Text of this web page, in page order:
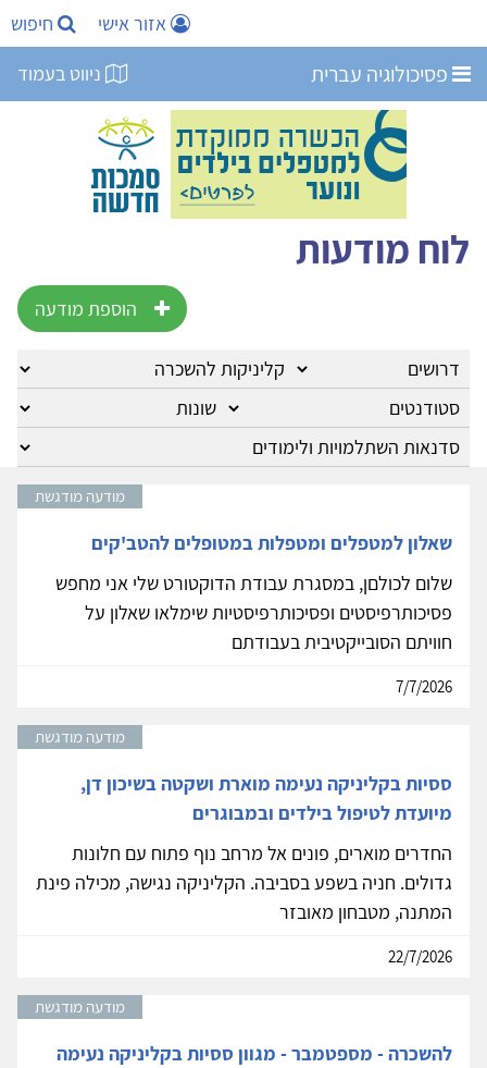
אזור אישי חיפוש
פסיכולוגיה עברית ניווט בעמוד
לוח מודעות
הוספת מודעה
מודעה מודגשת
שאלון למטפלים ומטפלות במטופלים להטב'קים
שלום לכולםן, במסגרת עבודת הדוקטורט שלי אני מחפש
פסיכותרפיסטים ופסיכותרפיסטיות שימלאו שאלון על
חוויתם הסובייקטיבית בעבודתם
7/7/2026
מודעה מודגשת
ססיות בקליניקה נעימה מוארת ושקטה בשיכון דן,
מיועדת לטיפול בילדים ובמבוגרים
החדרים מוארים, פונים אל מרחב נוף פתוח עם חלונות
גדולים. חניה בשפע בסביבה. הקליניקה נגישה, מכילה פינת
המתנה, מטבחון מאובזר
22/7/2026
מודעה מודגשת
להשכרה - מספטמבר - מגוון ססיות בקליניקה נעימה